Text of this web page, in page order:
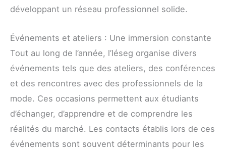
développant un réseau professionnel solide.
Événements et ateliers : Une immersion constante
Tout au long de l’année, l’Iéseg organise divers
événements tels que des ateliers, des conférences
et des rencontres avec des professionnels de la
mode. Ces occasions permettent aux étudiants
d’échanger, d’apprendre et de comprendre les
réalités du marché. Les contacts établis lors de ces
événements sont souvent déterminants pour les